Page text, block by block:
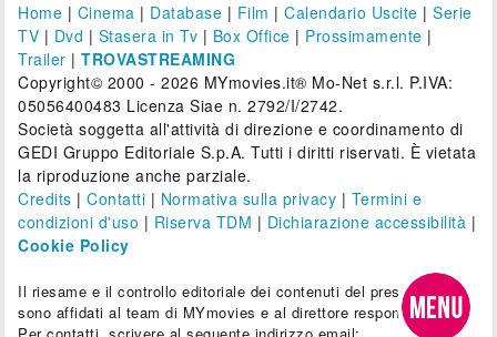
Home | Cinema | Database | Film |Calendario Uscite |Serie
TV | Dvd | Stasera in Tv | Box Office | Prossimamente |
Trailer |TROVASTREAMING
Copyright© 2000 - 2026 MYmovies.it® Mo-Net s.r.l. P.IVA:
05056400483 Licenza Siae n. 2792/I/2742.
Società soggetta all'attività di direzione e coordinamento di
GEDI Gruppo Editoriale S.p.A. Tutti i diritti riservati. È vietata
la riproduzione anche parziale.
Credits |Contatti | Normativa sulla privacy | Termini e
condizioni d'uso | Riserva TDM | Dichiarazione accessibilità |
Cookie Policy
Il riesame e il controllo editoriale dei contenuti del presente sito
sono affidati al team di MYmovies e al direttore responsabile.